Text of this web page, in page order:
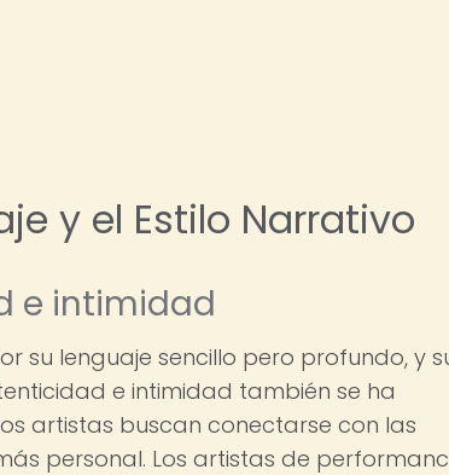
y el Estilo Narrativo
e intimidad
su lenguaje sencillo pero profundo, y
e intimidad también se ha
artistas buscan conectarse con las
personal. Los artistas de